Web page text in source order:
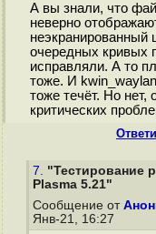
А вы знали, что
неверно
очередных кривых
исправляли. А то
тоже. И
тоже течёт. Но нет,
критических
7. "Тестирование
Plasma 5.21"
Сообщение от
Янв-21, 16:27